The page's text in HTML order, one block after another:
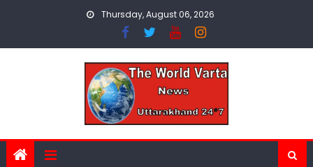
Thursday, August 06, 2026